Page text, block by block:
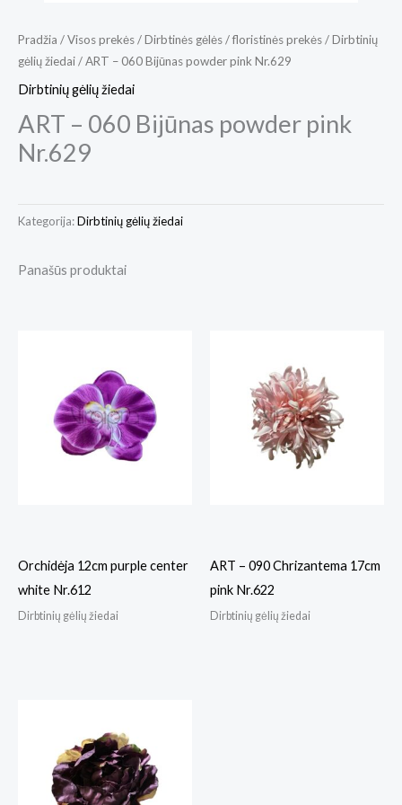
Pradžia /Visos prekės/Dirbtinės gėlės / floristinės prekės/Dirbtinių
gėlių žiedai/ ART – 060 Bijūnas powder pink Nr.629
Dirbtinių gėlių žiedai
ART – 060 Bijūnas powder pink
Nr.629
Kategorija:Dirbtinių gėlių žiedai
Panašūs produktai
Orchidėja 12cm purple center
white Nr.612
Dirbtinių gėlių žiedai
ART – 090 Chrizantema 17cm
pink Nr.622
Dirbtinių gėlių žiedai